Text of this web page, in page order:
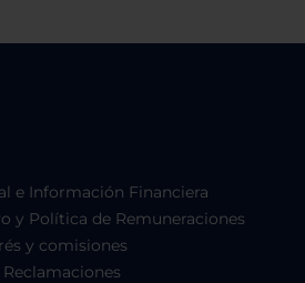
e Información Financiera
y Política de Remuneraciones
y comisiones